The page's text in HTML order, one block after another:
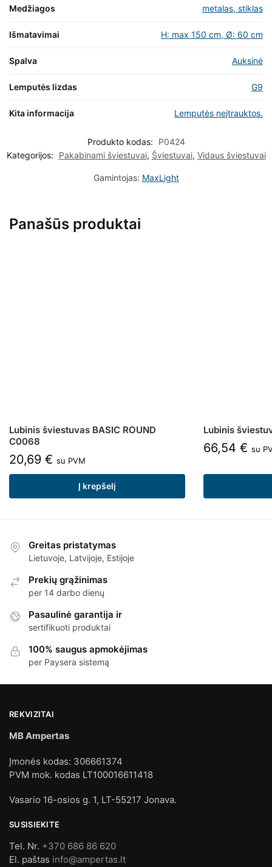
Medžiagos metalas, stiklas
Išmatavimai H: max 150 cm, Ø: 60 cm
Spalva Auksinė
Lemputės lizdas G9
Kita informacija Lemputės neįtrauktos.
Produkto kodas:
P0424
Kategorijos:
Pakabinami šviestuvai, Šviestuvai, Vidaus šviestuvai
Gamintojas: MaxLight
Panašūs produktai
Lubinis šviestuvas BASIC ROUND
C0068
20,69 € su PVM
Į krepšelį
Lubinis
66,54 € su
Greitas pristatymas
Lietuvoje, Latvijoje, Estijoje
Prekių grąžinimas
per 14 darbo dienų
Pasaulinė garantija ir
sertifikuoti produktai
100% saugus apmokėjimas
per Paysera sistemą
REKVIZITAI
MB Ampertas
Įmonės kodas: 306661374
PVM mok. kodas LT100016611418
Vasario 16-osios g. 1, LT-55217 Jonava.
SUSISIEKITE
Tel. Nr. +370 686 86 620
El. paštas info@ampertas.lt